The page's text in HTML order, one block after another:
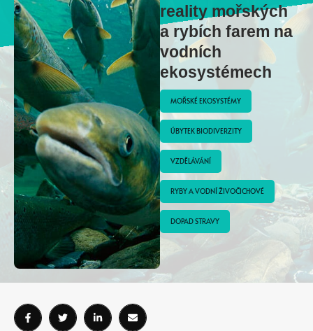
reality mořských
a rybích farem na
vodních
ekosystémech
MOŘSKÉ EKOSYSTÉMY
ÚBYTEK BIODIVERZITY
VZDĚLÁVÁNÍ
RYBY A VODNÍ ŽIVOČICHOVÉ
DOPAD STRAVY